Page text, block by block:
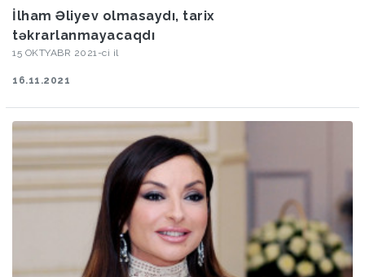
İlham Əliyev olmasaydı, tarix
təkrarlanmayacaqdı
15 OKTYABR 2021-ci il
16.11.2021